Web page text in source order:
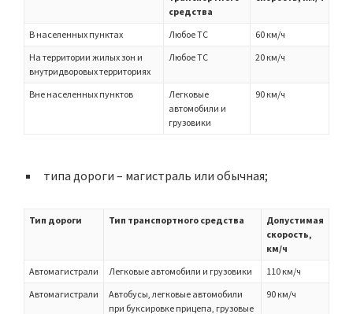
средства
В населенных пунктах Любое ТС
60 км/ч
На территории жилых зон и
внутридворовых территориях
Любое ТС 20 км/ч
Вне населенных пунктов
Легковые
автомобили и
грузовики
90 км/ч
типа дороги – магистраль или обычная;
Тип дороги Тип транспортного средства
Допустимая
скорость,
км/ч
Автомагистрали
Легковые автомобили и грузовики
110 км/ч
Автомагистрали
Автобусы, легковые автомобили
при буксировке прицепа, грузовые
90 км/ч